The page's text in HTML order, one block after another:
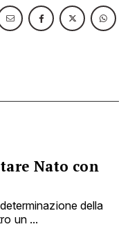
Nato con
della
un ...